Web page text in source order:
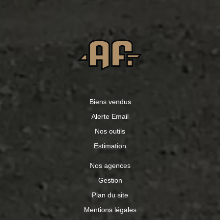
Biens vendus
Alerte Email
Nos outils
Estimation
Nos agences
Gestion
Plan du site
Mentions légales